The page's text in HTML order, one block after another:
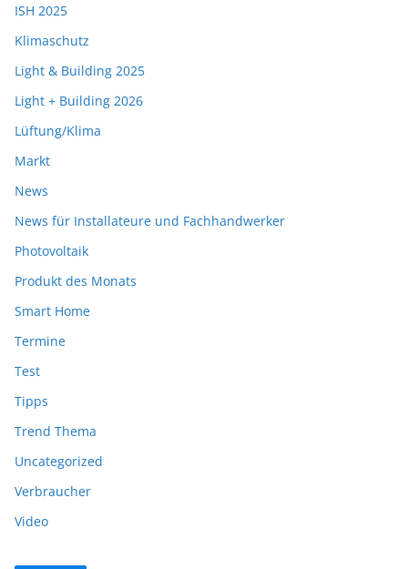
ISH 2025
Klimaschutz
Light & Building 2025
Light + Building 2026
Lüftung/Klima
Markt
News
News für Installateure und Fachhandwerker
Photovoltaik
Produkt des Monats
Smart Home
Termine
Test
Tipps
Trend Thema
Uncategorized
Verbraucher
Video